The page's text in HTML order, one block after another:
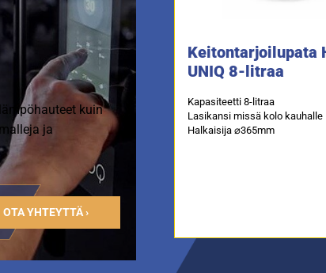
kuin
ja
OTA YHTEYTTÄ ›
Keitontarjoilupata
UNIQ 8-litraa
Kapasiteetti 8-litraa
Lasikansi missä kolo kauhalle
Halkaisija ⌀365mm